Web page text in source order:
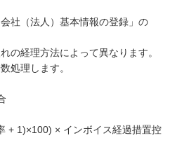
社（法人）基本情報の登録」の
の経理方法によって異なります。
処理します。
+ 1)×100) × インボイス経過措置控